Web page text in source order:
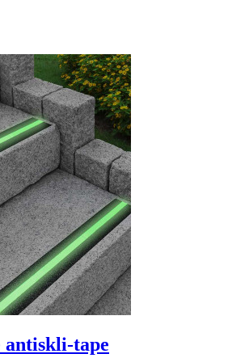
antiskli-tape